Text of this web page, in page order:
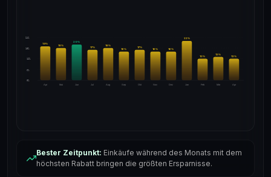
24%
18%
12%
6%
0%
Apr
19%
Mai
18%
Jun
20%
Jul
17%
Aug
18%
Sep
16%
Okt
17%
Nov
16%
Dez
16%
Jan
22%
Feb
12%
Mär
13%
Apr
12%
Bester Zeitpunkt: Einkäufe während des Monats mit dem
höchsten Rabatt bringen die größten Ersparnisse.